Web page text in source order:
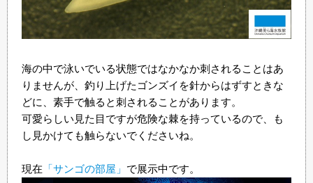
海の中で泳いでいる状態ではなかなか刺されることはあ
りませんが、釣り上げたゴンズイを針からはずすときな
どに、素手で触ると刺されることがあります。
可愛らしい見た目ですが危険な棘を持っているので、も
し見かけても触らないでくださいね。
現在 「サンゴの部屋」 で展示中です。